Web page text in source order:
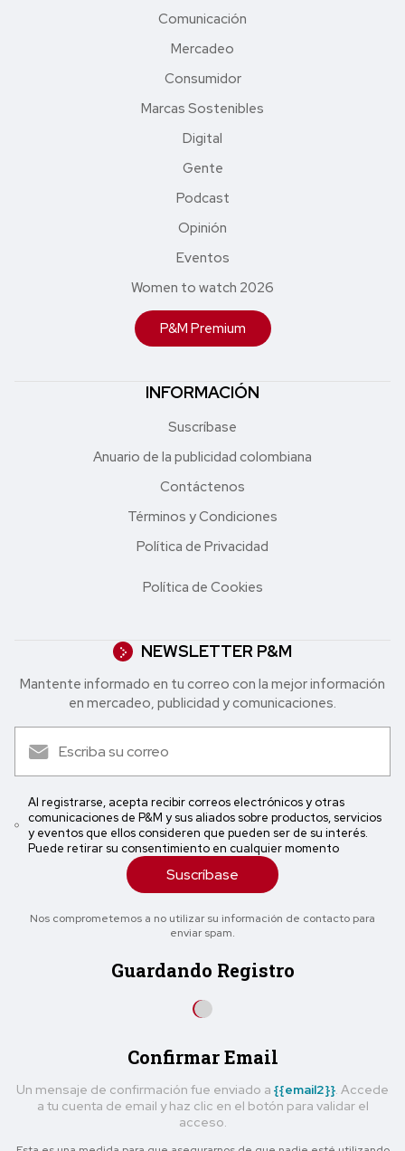
Comunicación
Mercadeo
Consumidor
Marcas Sostenibles
Digital
Gente
Podcast
Opinión
Eventos
Women to watch 2026
P&M Premium
INFORMACIÓN
Suscríbase
Anuario de la publicidad colombiana
Contáctenos
Términos y Condiciones
Política de Privacidad
Política de Cookies
NEWSLETTER P&M
Mantente informado en tu correo con la mejor in formación
en mercadeo, publicidad y comunicaciones.
Al registrarse, acepta recibir correos electrónicos y otras
comunicaciones de P&M y sus aliados sobre productos, servicios
y eventos que ellos consideren que pueden ser de su interés.
Puede retirar su consentimiento en cualquier momento
Suscríbase
Nos comprometemos a no utilizar su información de contacto para
enviar spam.
Guardando Registro
Confirmar Email
Un mensaje de confirmación fue enviado a {{email2}} . Accede
a tu cuenta de email y haz clic en el botón para validar el
acceso.